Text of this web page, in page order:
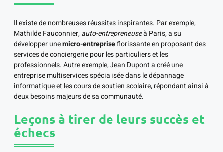
Il existe de nombreuses réussites inspirantes. Par exemple,
Mathilde Fauconnier,auto-entrepreneuseà Paris, a su
développer unemicro-entrepriseflorissante en proposant des
services de conciergerie pour les particuliers et les
professionnels. Autre exemple, Jean Dupont a créé une
entreprise multiservices spécialisée dans le dépannage
informatique et les cours de soutien scolaire, répondant ainsi à
deux besoins majeurs de sa communauté.
Leçons à tirer de leurs succès et
échecs